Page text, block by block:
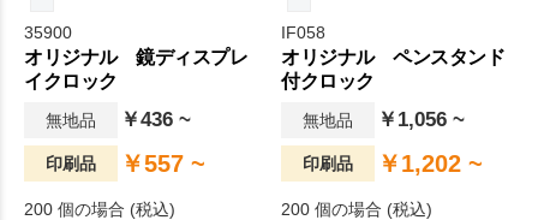
35900
オリジナル 鏡ディスプレ
イクロック
無地品 ￥436 ~
印刷品 ￥557 ~
200 個の場合 (税込)
IF058
オリジナル ペンスタンド
付クロック
無地品 ￥1,056 ~
印刷品 ￥1,202 ~
200 個の場合 (税込)